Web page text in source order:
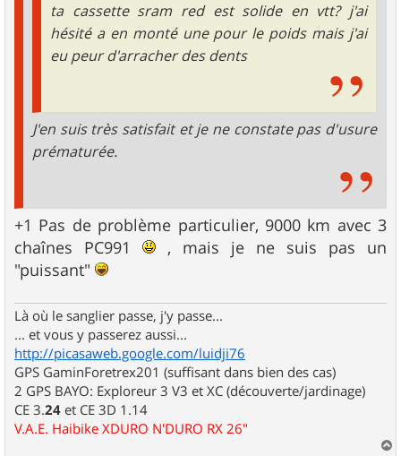
ta cassette sram red est solide en vtt? j'ai
hésité a en monté une pour le poids mais j'ai
eu peur d'arracher des dents
J'en suis très satisfait et je ne constate pas d'usure
prématurée.
+1 Pas de problème particulier, 9000 km avec 3
chaînes PC991
, mais je ne suis pas un
"puissant"
Là où le sanglier passe, j'y passe...
... et vous y passerez aussi...
http://picasaweb.google.com/luidji76
GPS GaminForetrex201 (suffisant dans bien des cas)
2 GPS BAYO: Exploreur 3 V3 et XC (découverte/jardinage)
CE 3.24 et CE 3D 1.14
V.A.E. Haibike XDURO N'DURO RX 26"